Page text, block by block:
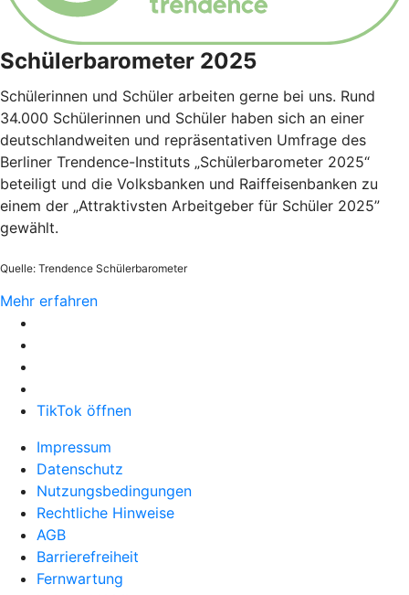
Schülerbarometer 2025
Schülerinnen und Schüler arbeiten gerne bei uns. Rund
34.000 Schülerinnen und Schüler haben sich an einer
deutschlandweiten und repräsentativen Umfrage des
Berliner Trendence-Instituts „Schülerbarometer 2025“
beteiligt und die Volksbanken und Raiffeisenbanken zu
einem der „Attraktivsten Arbeitgeber für Schüler 2025”
gewählt.
Quelle: Trendence Schülerbarometer
Mehr erfahren
TikTok öffnen
Impressum
Datenschutz
Nutzungsbedingungen
Rechtliche Hinweise
AGB
Barrierefreiheit
Fernwartung